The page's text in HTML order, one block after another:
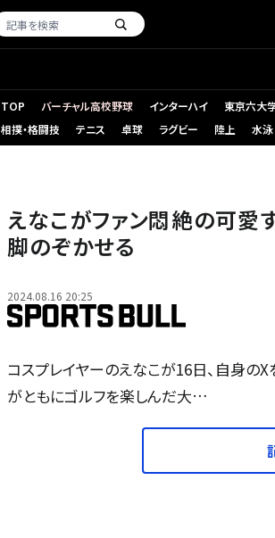
TOP バーチャル高校野球 インターハイ 東京六大
相撲・格闘技
テニス 卓球 ラグビー 陸上 水泳
えなこがファン悶絶の可愛
脚のぞかせる
2024.08.16 20:25
コスプレイヤーのえなこが16日、自身のX
がともにゴルフを楽しんだ大…